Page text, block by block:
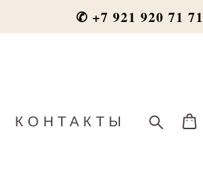
✆ +7 921 920 71 71
КОНТАКТЫ